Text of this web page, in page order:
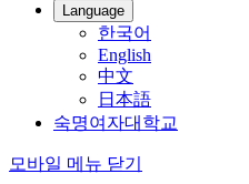
Language
한국어
English
中文
日本語
숙명여자대학교
모바일 메뉴 닫기